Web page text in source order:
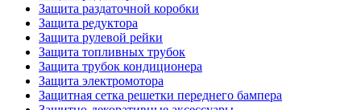
Защита раздаточной коробки
Защита редуктора
Защита рулевой рейки
Защита топливных трубок
Защита трубок кондиционера
Защита электромотора
Защитная сетка решетки переднего бампера